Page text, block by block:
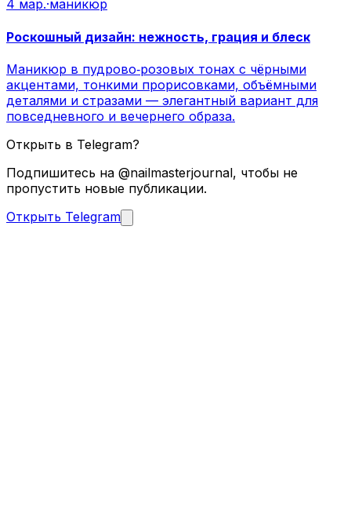
4 мар.·маникюр
Роскошный дизайн: нежность, грация и блеск
Маникюр в пудрово‑розовых тонах с чёрными
акцентами, тонкими прорисовками, объёмными
деталями и стразами — элегантный вариант для
повседневного и вечернего образа.
Открыть в Telegram?
Подпишитесь на @nailmasterjournal, чтобы не
пропустить новые публикации.
Открыть Telegram